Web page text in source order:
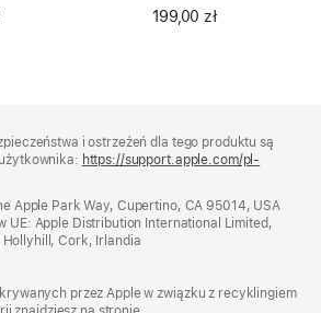
199,00 zł
i ostrzeżeń dla tego produktu są
https://support.apple.com/pl-
Apple Park Way, Cupertino, CA 95014, USA
UE: Apple Distribution International Limited,
Cork, Irlandia
przez Apple w związku z recyklingiem